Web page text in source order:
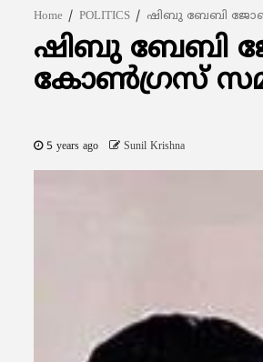
Home POLITICS ഷിബു ബേബി ജോണ്‍
ഷിബു ബേബി
കോണ്‍ഗ്രസ്
5 years ago Sunil Krishna